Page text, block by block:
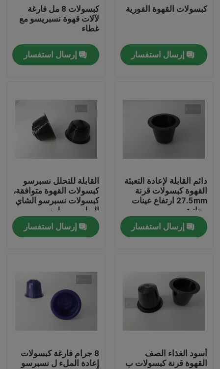
المنتجات
فيديوهات
عنّا
جولة في المصنع
مراقبة الجودة
أخبار
اطلب اقتباس
البلاستيك صنبور قبعات
غطاء زجاجة بلاستيكية
كبسولات القهوة الفورية
إرسال استفسار
كبسولات 8 مل فارغة
لآلات قهوة نسبريسو مع
غطاء
إرسال استفسار
دائم القابلة لإعادة التعبئة
القهوة كبسولات قرنة
27.5mm ارتفاع عينات
مجانية
إرسال استفسار
القابلة للتحلل نسبرسو
كبسولات القهوة متوافقة،
كبسولات نسبرسو الشاي
البولي بروبيلين
إرسال استفسار
أسود الغذاء الصف
القهوة قرنة كبسولات ب
8 جرام فارغة كبسولات
إعادة الملء ل نسبرسو